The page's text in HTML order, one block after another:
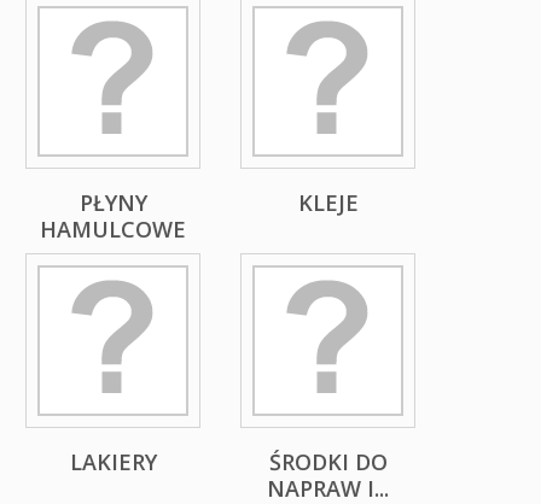
PŁYNY
HAMULCOWE
KLEJE
LAKIERY
ŚRODKI DO
NAPRAW I...